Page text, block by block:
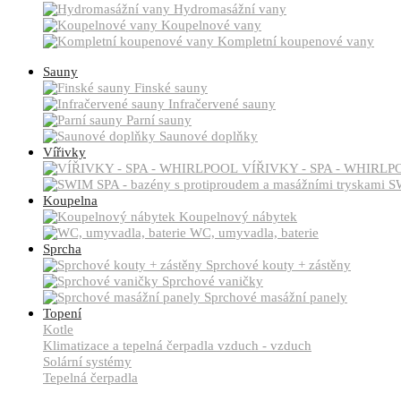
Hydromasážní vany
Koupelnové vany
Kompletní koupenové vany
Sauny
Finské sauny
Infračervené sauny
Parní sauny
Saunové doplňky
Vířivky
VÍŘIVKY - SPA -
Koupelna
Koupelnový nábytek
WC, umyvadla, baterie
Sprcha
Sprchové kouty + zástěny
Sprchové vaničky
Sprchové masážní panely
Topení
Kotle
Klimatizace a tepelná čerpadla vzduch - vzduch
Solární systémy
Tepelná čerpadla